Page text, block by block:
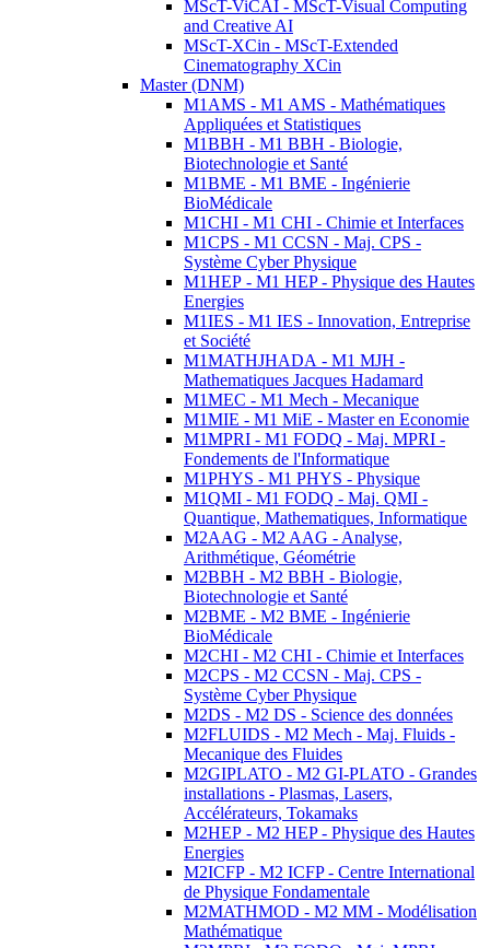
MScT-ViCAI - MScT-Visual Computing
and Creative AI
MScT-XCin - MScT-Extended
Cinematography XCin
Master (DNM)
M1AMS - M1 AMS - Mathématiques
Appliquées et Statistiques
M1BBH - M1 BBH - Biologie,
Biotechnologie et Santé
M1BME - M1 BME - Ingénierie
BioMédicale
M1CHI - M1 CHI - Chimie et Interfaces
M1CPS - M1 CCSN - Maj. CPS -
Système Cyber Physique
M1HEP - M1 HEP - Physique des Hautes
Energies
M1IES - M1 IES - Innovation, Entreprise
et Société
M1MATHJHADA - M1 MJH -
Mathematiques Jacques Hadamard
M1MEC - M1 Mech - Mecanique
M1MIE - M1 MiE - Master en Economie
M1MPRI - M1 FODQ - Maj. MPRI -
Fondements de l'Informatique
M1PHYS - M1 PHYS - Physique
M1QMI - M1 FODQ - Maj. QMI -
Quantique, Mathematiques, Informatique
M2AAG - M2 AAG - Analyse,
Arithmétique, Géométrie
M2BBH - M2 BBH - Biologie,
Biotechnologie et Santé
M2BME - M2 BME - Ingénierie
BioMédicale
M2CHI - M2 CHI - Chimie et Interfaces
M2CPS - M2 CCSN - Maj. CPS -
Système Cyber Physique
M2DS - M2 DS - Science des données
M2FLUIDS - M2 Mech - Maj. Fluids -
Mecanique des Fluides
M2GIPLATO - M2 GI-PLATO - Grandes
installations - Plasmas, Lasers,
Accélérateurs, Tokamaks
M2HEP - M2 HEP - Physique des Hautes
Energies
M2ICFP - M2 ICFP - Centre International
de Physique Fondamentale
M2MATHMOD - M2 MM - Modélisation
Mathématique